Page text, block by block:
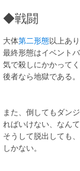
◆戦闘
大体第二形態以上あ
最終形態はイベント
気で殺しにかかってく
後者なら地獄である。
また、倒してもダン
ればいけない、なんて
そうして脱出しても
しかない。